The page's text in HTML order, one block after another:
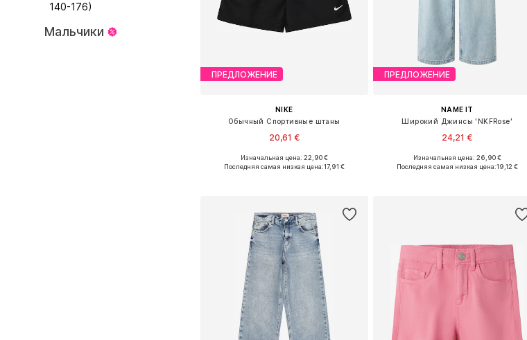
140-176)
Мальчики
ПРЕДЛОЖЕНИЕ
NIKE
Обычный Спортивные штаны
20,61 €
Доступно множество размеров
Изначальная цена: 22,90 €
Последняя самая низкая цена:17,91 €
ПРЕДЛОЖЕНИЕ
NAME IT
Широкий Джинсы 'NKFRose'
24,21 €
+3
Доступно множество размеров
Изначальная цена: 26,90 €
Последняя самая низкая цена:19,12 €